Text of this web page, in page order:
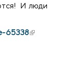
И люди
65338(внешняя